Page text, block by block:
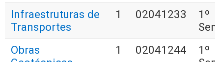
Infraestruturas de
Transportes
1 02041233
1º
Obras
1 02041244
1º